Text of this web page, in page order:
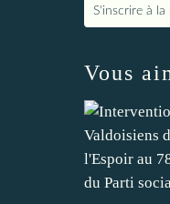
S'inscrire à
Vous